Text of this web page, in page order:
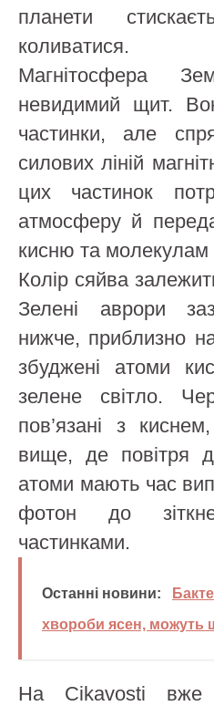
планети
коливатися.
Магнітосфера
невидимий щит.
частинки, але
силових ліній
цих частинок
атмосферу й
кисню та молекулам
Колір сяйва
Зелені аврори
нижче, приблизно
збуджені атоми
зелене світло.
пов’язані з
вище, де повітря
атоми мають час
фотон до
частинками.
Останні новини:
хвороби ясен, можуть
На Cikavosti вже